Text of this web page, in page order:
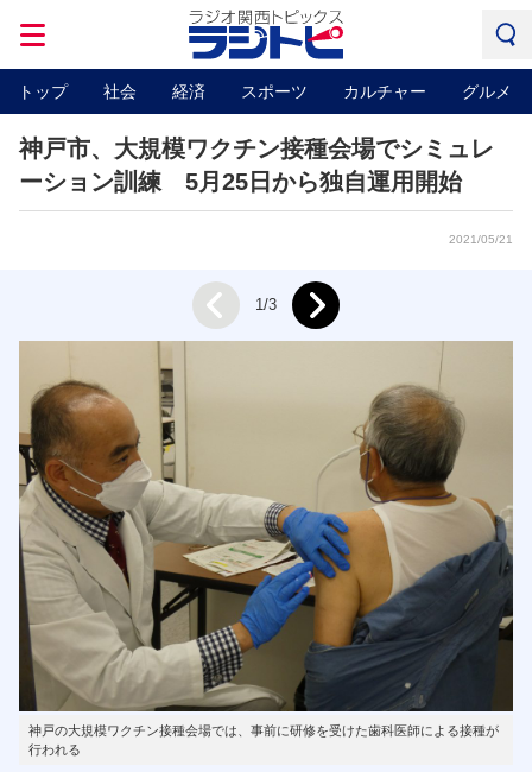
トップ 社会 経済 スポーツ カルチャー グルメ
神戸市、大規模ワクチン接種会場でシミュレ
ーション訓練 5月25日から独自運用開始
2021/05/21
神戸の大規模ワクチン接種会場では、事前に研修を受けた歯科医師による接種が
行われる
Prev 1/3 Next